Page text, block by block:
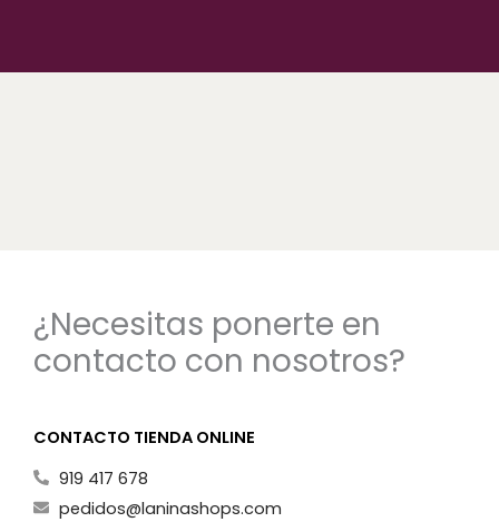
¿Necesitas ponerte en
contacto con nosotros?
CONTACTO TIENDA ONLINE
919 417 678
pedidos@laninashops.com